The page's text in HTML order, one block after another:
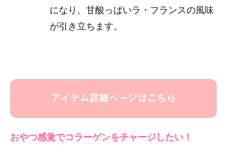
になり、甘酸っぱいラ・フランスの風味
が引き立ちます。
おやつ感覚でコラーゲンをチャージしたい！